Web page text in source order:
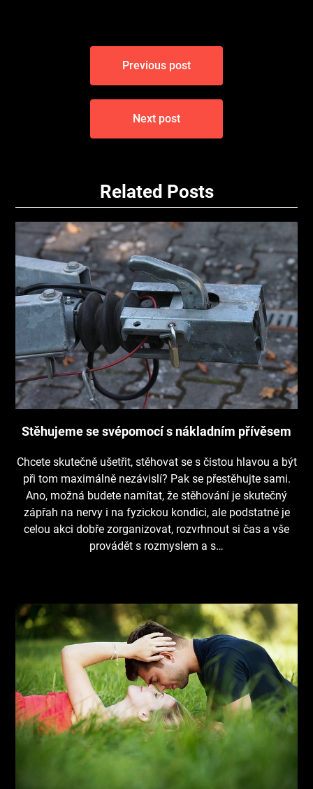
Navigace
příspěvek
Previous post
Next post
Related Posts
Stěhujeme se svépomocí s nákladním přívěsem
Chcete skutečně ušetřit, stěhovat se s čistou hlavou a být
při tom maximálně nezávislí? Pak se přestěhujte sami.
Ano, možná budete namítat, že stěhování je skutečný
zápřah na nervy i na fyzickou kondici, ale podstatné je
celou akci dobře zorganizovat, rozvrhnout si čas a vše
provádět s rozmyslem a s…